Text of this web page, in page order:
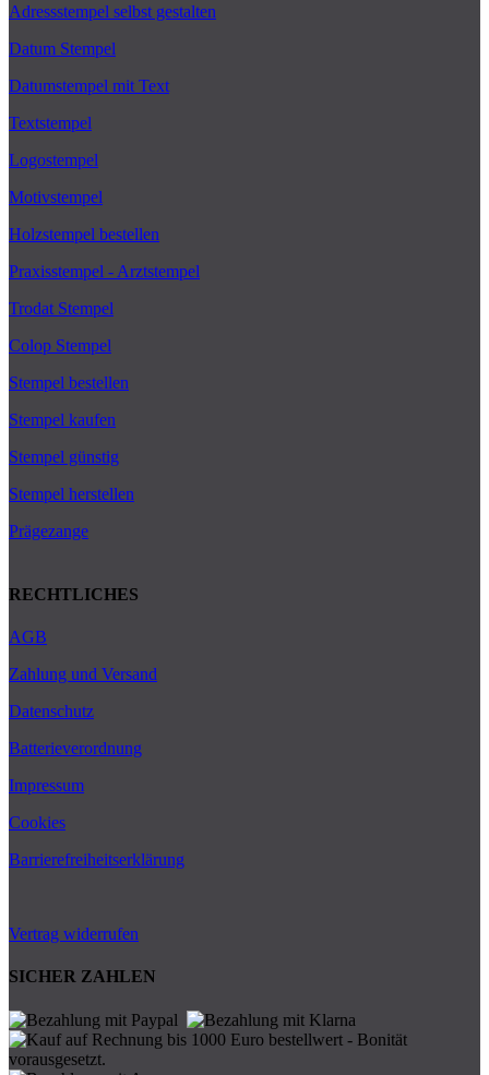
Adressstempel selbst gestalten
Datum Stempel
Datumstempel mit Text
Textstempel
Logostempel
Motivstempel
Holzstempel bestellen
Praxisstempel - Arztstempel
Trodat Stempel
Colop Stempel
Stempel bestellen
Stempel kaufen
Stempel günstig
Stempel herstellen
Prägezange
RECHTLICHES
AGB
Zahlung und Versand
Datenschutz
Batterieverordnung
Impressum
Cookies
Barrierefreiheitserklärung
Vertrag widerrufen
SICHER ZAHLEN